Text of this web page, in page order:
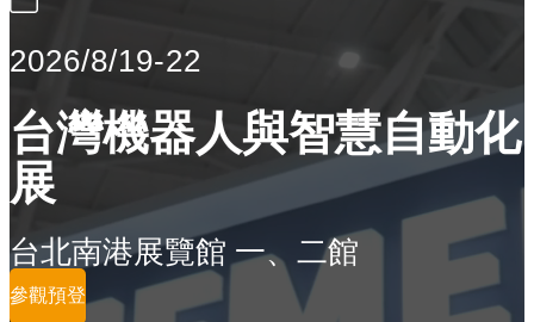
2026/8/19-22
台灣機器人與智慧自動化
展
台北南港展覽館 一、二館
參觀預登